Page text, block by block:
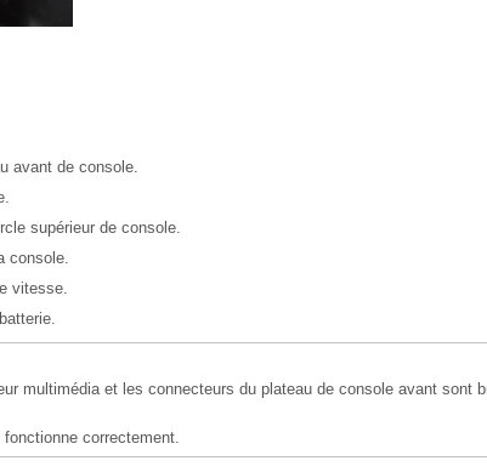
avant de console.
supérieur de console.
console.
vitesse.
multimédia et les connecteurs du plateau de console avant sont
correctement.